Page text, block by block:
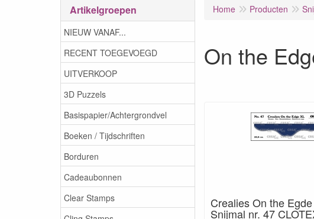
Artikelgroepen
NIEUW VANAF...
RECENT TOEGEVOEGD
UITVERKOOP
3D Puzzels
Basispapier/Achtergrondvel
Boeken / Tijdschriften
Borduren
Cadeaubonnen
Clear Stamps
Home Producten
On the
Crealies On the
Snijmal nr. 47